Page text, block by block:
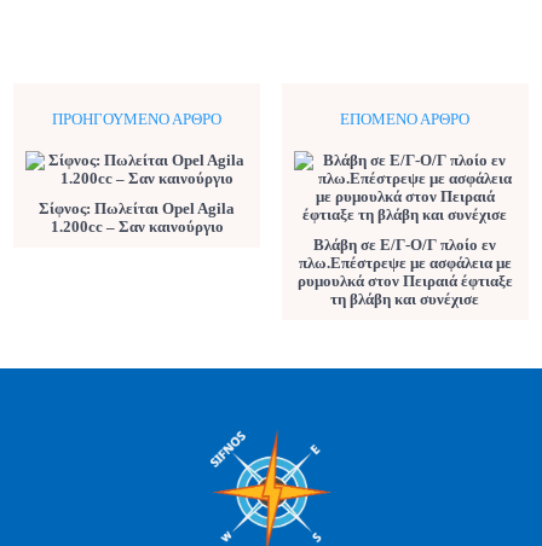
ΠΡΟΗΓΟΎΜΕΝΟ ΆΡΘΡΟ
Σίφνος: Πωλείται Opel Agila
1.200cc – Σαν καινούργιο
ΕΠΌΜΕΝΟ ΆΡΘΡΟ
Βλάβη σε Ε/Γ-Ο/Γ πλοίο εν
πλω.Επέστρεψε με ασφάλεια με
ρυμουλκά στον Πειραιά έφτιαξε
τη βλάβη και συνέχισε